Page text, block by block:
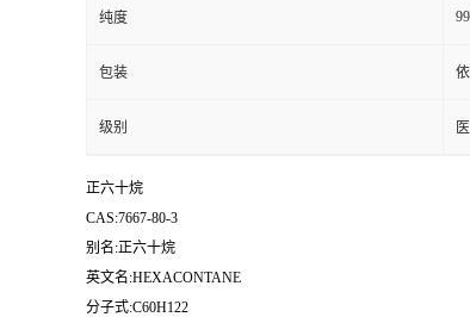
纯度
包装
级别
正六十烷
CAS:7667-80-3
别名:正六十烷
英文名:HEXACONTANE
分子式:C60H122